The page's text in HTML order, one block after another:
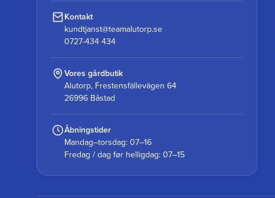
Kontakt
kundtjanst@teamalutorp.se
0727-434 434
Vores gårdbutik
Alutorp, Frestensfällevägen 64
26996 Båstad
Åbningstider
Mandag–torsdag: 07–16
Fredag / dag før helligdag: 07–15